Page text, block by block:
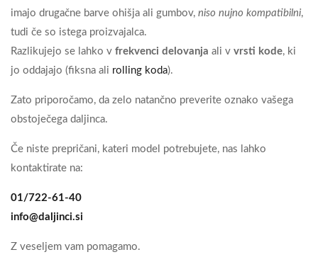
imajo drugačne barve ohišja ali gumbov, niso nujno kompatibilni,
tudi če so istega proizvajalca.
Razlikujejo se lahko v frekvenci delovanja ali v vrsti kode, ki
jo oddajajo (fiksna ali rolling koda).
Zato priporočamo, da zelo natančno preverite oznako vašega
obstoječega daljinca.
Če niste prepričani, kateri model potrebujete, nas lahko
kontaktirate na:
01/722-61-40
info@daljinci.si
Z veseljem vam pomagamo.